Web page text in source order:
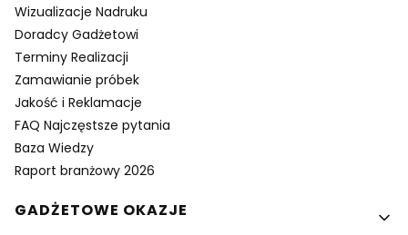
Wizualizacje Nadruku
Doradcy Gadżetowi
Terminy Realizacji
Zamawianie próbek
Jakość i Reklamacje
FAQ Najczęstsze pytania
Baza Wiedzy
Raport branżowy 2026
GADŻETOWE OKAZJE